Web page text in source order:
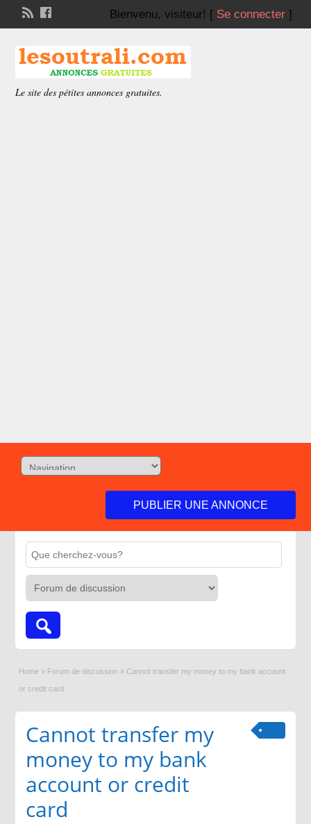
Bienvenu, visiteur! [ Se connecter]
Le site des pétites annonces gratuites.
PUBLIER UNE ANNONCE
Home » Forum de discussion » Cannot transfer my money to my bank account
or credit card
Cannot transfer my
money to my bank
account or credit
card